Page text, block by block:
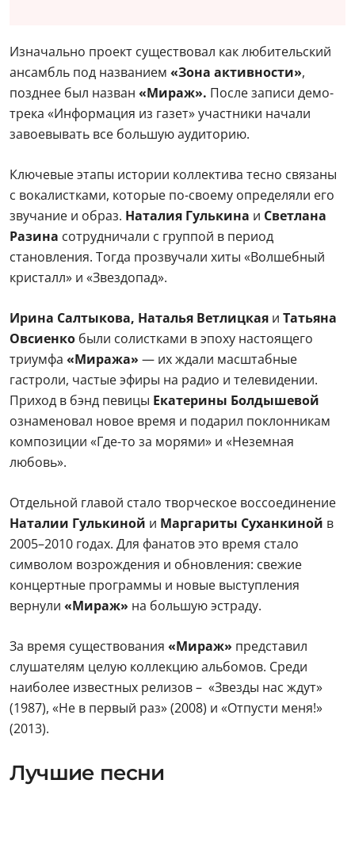
Изначально проект существовал как любительский
ансамбль под названием «Зона активности»,
позднее был назван «Мираж». После записи демо-
трека «Информация из газет» участники начали
завоевывать все большую аудиторию.
Ключевые этапы истории коллектива тесно связаны
с вокалистками, которые по-своему определяли его
звучание и образ. Наталия Гулькина и Светлана
Разина сотрудничали с группой в период
становления. Тогда прозвучали хиты «Волшебный
кристалл» и «Звездопад».
Ирина Салтыкова, Наталья Ветлицкая и Татьяна
Овсиенко были солистками в эпоху настоящего
триумфа «Миража» — их ждали масштабные
гастроли, частые эфиры на радио и телевидении.
Приход в бэнд певицы Екатерины Болдышевой
ознаменовал новое время и подарил поклонникам
композиции «Где-то за морями» и «Неземная
любовь».
Отдельной главой стало творческое воссоединение
Наталии Гулькиной и Маргариты Суханкиной в
2005–2010 годах. Для фанатов это время стало
символом возрождения и обновления: свежие
концертные программы и новые выступления
вернули «Мираж» на большую эстраду.
За время существования «Мираж» представил
слушателям целую коллекцию альбомов. Среди
наиболее известных релизов – «Звезды нас ждут»
(1987), «Не в первый раз» (2008) и «Отпусти меня!»
(2013).
Лучшие песни